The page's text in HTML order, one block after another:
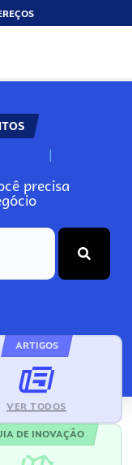
N
precisa
ARTIGOS
VER TODOS
DE INOVAÇÃO